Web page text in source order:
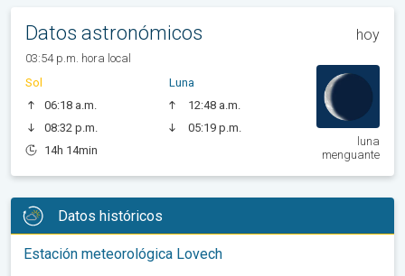
Datos astronómicos hoy
03:54 p.m. hora local
Sol
06:18 a.m.
08:32 p.m.
14h 14min
Luna
12:48 a.m.
05:19 p.m.
luna
menguante
Datos históricos
Estación meteorológica Lovech